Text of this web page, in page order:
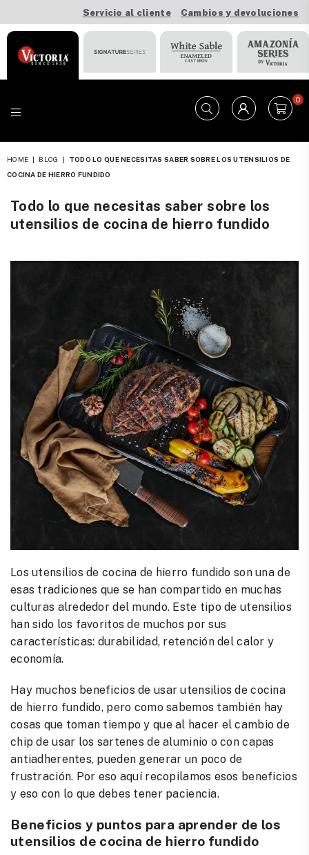
Servicio al cliente Cambios y devoluciones
0
HOME | BLOG |
TODO LO QUE NECESITAS SABER SOBRE LOS UTENSILIOS DE
COCINA DE HIERRO FUNDIDO
Todo lo que necesitas saber sobre los
utensilios de cocina de hierro fundido
Los utensilios de cocina de hierro fundido son una de
esas tradiciones que se han compartido en muchas
culturas alrededor del mundo. Este tipo de utensilios
han sido los favoritos de muchos por sus
características: durabilidad, retención del calor y
economía.
Hay muchos beneficios de usar utensilios de cocina
de hierro fundido, pero como sabemos también hay
cosas que toman tiempo y que al hacer el cambio de
chip de usar los sartenes de aluminio o con capas
antiadherentes, pueden generar un poco de
frustración. Por eso aquí recopilamos esos beneficios
y eso con lo que debes tener paciencia.
Beneficios y puntos para aprender de los
utensilios de cocina de hierro fundido